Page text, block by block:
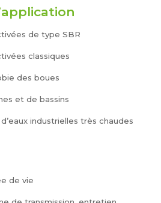
de type SBR
classiques
des boues
et de bassins
industrielles très chaudes
de vie